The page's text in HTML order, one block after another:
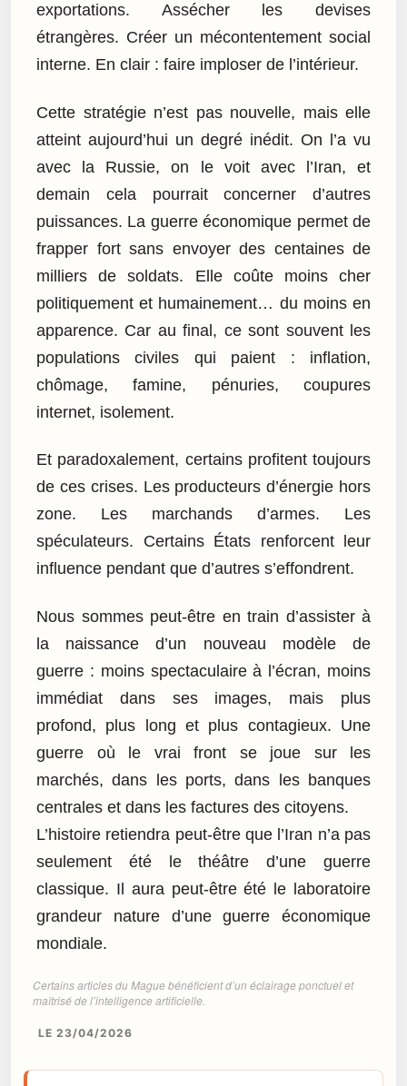
exportations. Assécher les devises
étrangères. Créer un mécontentement social
interne. En clair : faire imploser de l’intérieur.
Cette stratégie n’est pas nouvelle, mais elle
atteint aujourd’hui un degré inédit. On l’a vu
avec la Russie, on le voit avec l’Iran, et
demain cela pourrait concerner d’autres
puissances. La guerre économique permet de
frapper fort sans envoyer des centaines de
milliers de soldats. Elle coûte moins cher
politiquement et humainement… du moins en
apparence. Car au final, ce sont souvent les
populations civiles qui paient : inflation,
chômage, famine, pénuries, coupures
internet, isolement.
Et paradoxalement, certains profitent toujours
de ces crises. Les producteurs d’énergie hors
zone. Les marchands d’armes. Les
spéculateurs. Certains États renforcent leur
influence pendant que d’autres s’effondrent.
Nous sommes peut-être en train d’assister à
la naissance d’un nouveau modèle de
guerre : moins spectaculaire à l’écran, moins
immédiat dans ses images, mais plus
profond, plus long et plus contagieux. Une
guerre où le vrai front se joue sur les
marchés, dans les ports, dans les banques
centrales et dans les factures des citoyens.
L’histoire retiendra peut-être que l’Iran n’a pas
seulement été le théâtre d’une guerre
classique. Il aura peut-être été le laboratoire
grandeur nature d’une guerre économique
mondiale.
Certains articles du Mague bénéficient d’un éclairage ponctuel et
maîtrisé de l’intelligence artificielle.
LE 23/04/2026